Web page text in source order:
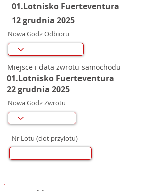
01.Lotnisko Fuerteventura
12 grudnia 2025
Nowa Godz Odbioru
Miejsce i data zwrotu samochodu
01.Lotnisko Fuerteventura
22 grudnia 2025
Nowa Godz Zwrotu
Nr Lotu (dot przylotu)